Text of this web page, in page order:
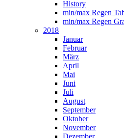
History
min/max Regen
min/max Regen
2018
Januar
Februar
März
April
Mai
Juni
Juli
August
September
Oktober
November
Dezember